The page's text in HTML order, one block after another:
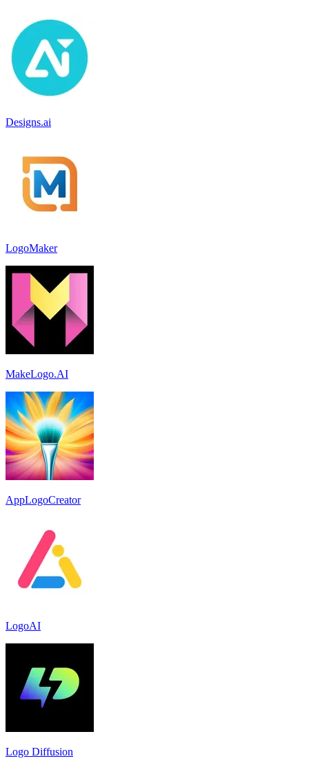
Designs.ai
LogoMaker
MakeLogo.AI
AppLogoCreator
LogoAI
Logo Diffusion